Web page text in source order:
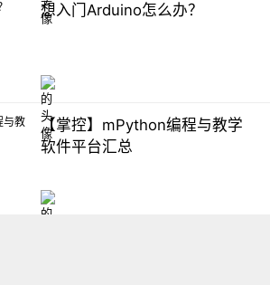
想入门Arduino怎么办？
【掌控】mPython编程与教学
软件平台汇总